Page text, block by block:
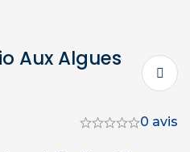
Aux Algues
0 avis